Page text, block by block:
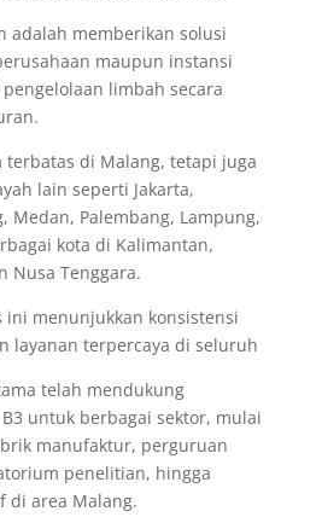
adalah memberikan solusi
maupun instansi
limbah secara
terbatas di Malang, tetapi juga
lain seperti Jakarta,
Medan, Palembang, Lampung,
kota di Kalimantan,
Nusa Tenggara.
ini menunjukkan konsistensi
layanan terpercaya di seluruh
telah mendukung
untuk berbagai sektor, mulai
manufaktur, perguruan
penelitian, hingga
di area Malang.